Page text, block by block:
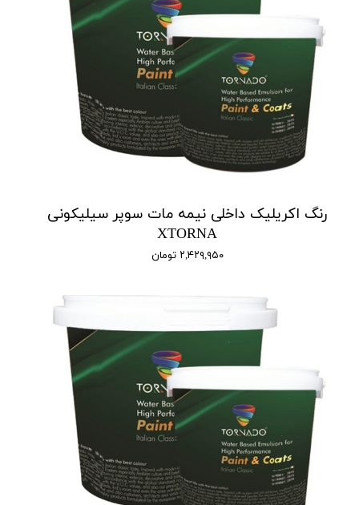
رنگ اکریلیک داخلی نیمه مات سوپر سیلیکونی
XTORNA
۲,۴۲۹,۹۵۰ تومان